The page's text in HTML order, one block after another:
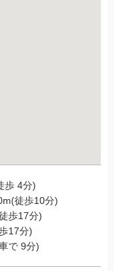
歩 4分)
徒歩10分)
歩17分)
17分)
で 9分)